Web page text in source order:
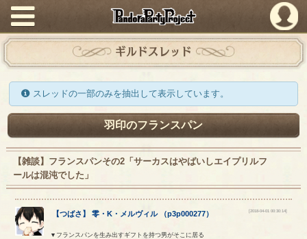
PandoraPartyProject
ギルドスレッド
スレッドの一部のみを抽出して表示しています。
羽印のフランスパン
【雑談】フランスパンその2「サーカスはやばいしエイプリルフ
ールは混沌でした」
【つばさ 】零 ・K ・ メルヴィル（p3p000277） [2018-04-01 00:30:14]
▼フランスパンを生み出すギフトを持つ男がそこに居る